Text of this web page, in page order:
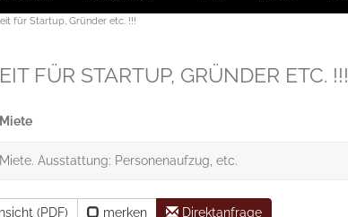
für Startup, Gründer etc. !!!
FÜR STARTUP, GRÜNDER ETC. !!!
Ausstattung: Personenaufzug, etc.
(PDF) merken Direktanfrage